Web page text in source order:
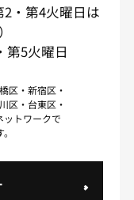
・第4火曜日は
第5火曜日
区・新宿区・
区・台東区・
ットワークで